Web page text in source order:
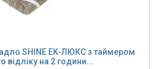
SHINE EK-ЛЮКС з таймером
відліку на 2 години...